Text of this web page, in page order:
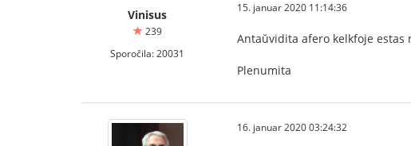
Vinisus
239
Sporočila: 20031
15. januar 2020 11:14:36
Antaŭvidita afero kelkfoje
Plenumita
16. januar 2020 03:24:32